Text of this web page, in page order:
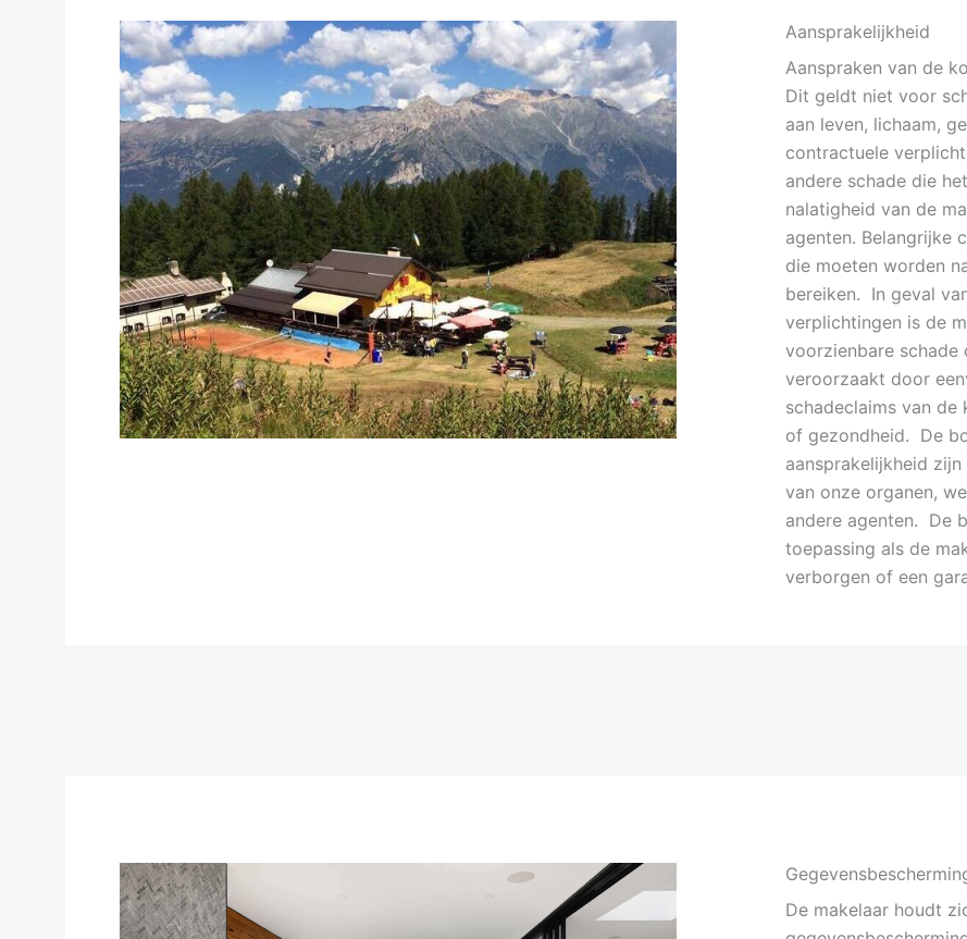
Aansprakelijkheid
Aanspraken van de
Dit geldt niet voor
aan leven, lichaam,
contractuele
andere schade die
nalatigheid van de
agenten. Belangrijke
die moeten worden
bereiken. In geval
verplichtingen is de
voorzienbare
veroorzaakt door
schadeclaims van de
of gezondheid. De
aansprakelijkheid
van onze organen,
andere agenten. De
toepassing als de
verborgen of een
De makelaar houdt